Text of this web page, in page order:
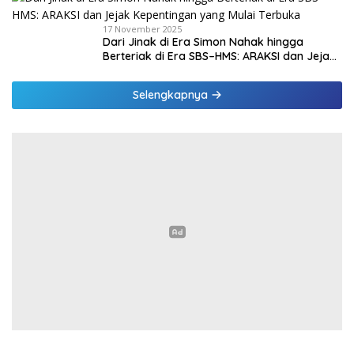
17 November 2025
Dari Jinak di Era Simon Nahak hingga
Berteriak di Era SBS–HMS: ARAKSI dan Jejak
Selengkapnya